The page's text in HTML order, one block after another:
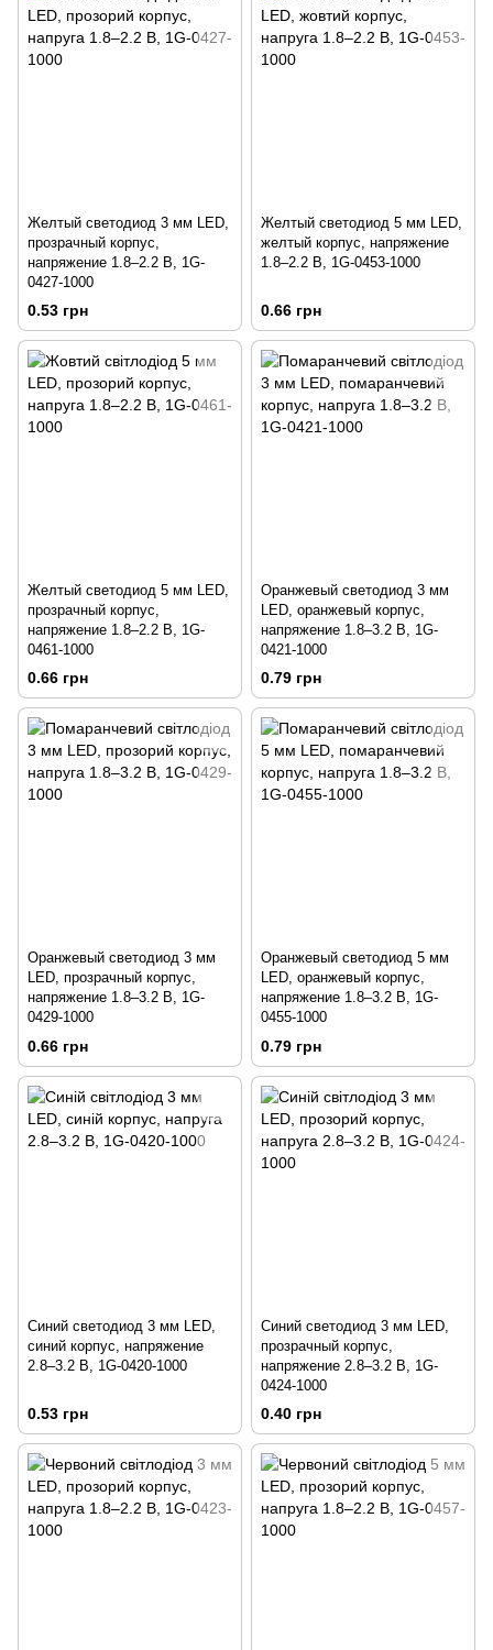
Желтый светодиод 3 мм LED,
прозрачный корпус,
напряжение 1.8–2.2 В, 1G-
0427-1000
0.53 грн
Желтый светодиод 5 мм LED,
желтый корпус, напряжение
1.8–2.2 В, 1G-0453-1000
0.66 грн
Желтый светодиод 5 мм LED,
прозрачный корпус,
напряжение 1.8–2.2 В, 1G-
0461-1000
0.66 грн
Оранжевый светодиод 3 мм
LED, оранжевый корпус,
напряжение 1.8–3.2 В, 1G-
0421-1000
0.79 грн
Оранжевый светодиод 3 мм
LED, прозрачный корпус,
напряжение 1.8–3.2 В, 1G-
0429-1000
0.66 грн
Оранжевый светодиод 5 мм
LED, оранжевый корпус,
напряжение 1.8–3.2 В, 1G-
0455-1000
0.79 грн
Синий светодиод 3 мм LED,
синий корпус, напряжение
2.8–3.2 В, 1G-0420-1000
0.53 грн
Синий светодиод 3 мм LED,
прозрачный корпус,
напряжение 2.8–3.2 В, 1G-
0424-1000
0.40 грн